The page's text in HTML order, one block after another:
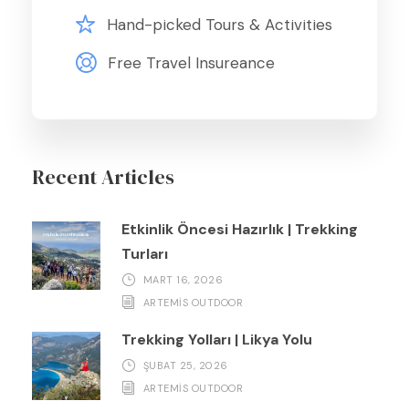
Hand-picked Tours & Activities
Free Travel Insureance
Recent Articles
Etkinlik Öncesi Hazırlık | Trekking
Turları
MART 16, 2026
ARTEMIS OUTDOOR
Trekking Yolları | Likya Yolu
ŞUBAT 25, 2026
ARTEMIS OUTDOOR